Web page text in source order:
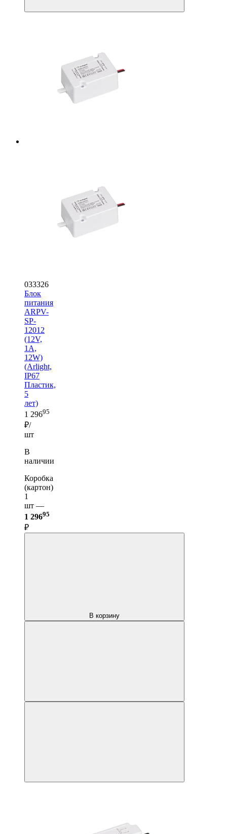
033326
Блок
питания
ARPV-
SP-
12012
(12V,
1A,
12W)
(Arlight,
IP67
Пластик,
5
лет)
1 29695
₽/
шт
В
наличии
Коробка
(картон)
1
шт —
1 29695
₽
В корзину